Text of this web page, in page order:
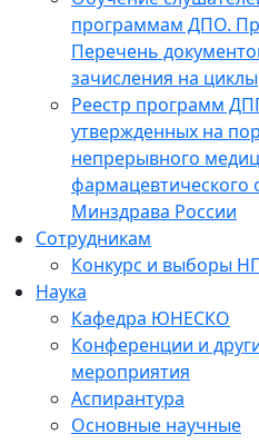
программам ДПО.
Перечень
зачисления на циклы
Реестр программ
утвержденных на
непрерывного
фармацевтического
Минздрава России
Сотрудникам
Конкурс и выборы
Наука
Кафедра ЮНЕСКО
Конференции и
мероприятия
Аспирантура
Основные научные